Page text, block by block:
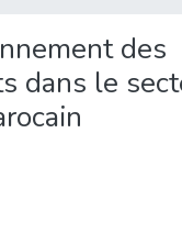
des
dans le